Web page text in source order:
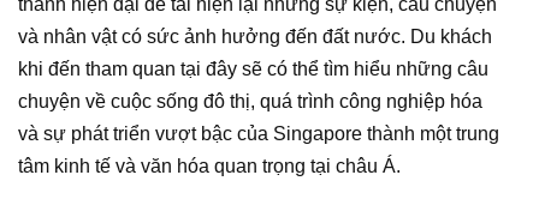
thanh hiện đại để tái hiện lại những sự kiện, câu chuyện
và nhân vật có sức ảnh hưởng đến đất nước. Du khách
khi đến tham quan tại đây sẽ có thể tìm hiểu những câu
chuyện về cuộc sống đô thị, quá trình công nghiệp hóa
và sự phát triển vượt bậc của Singapore thành một trung
tâm kinh tế và văn hóa quan trọng tại châu Á.